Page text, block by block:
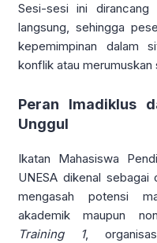
Sesi-sesi ini dirancang
langsung, sehingga
kepemimpinan dalam
konflik atau merumuskan
Peran Imadiklus
Unggul
Ikatan Mahasiswa
UNESA dikenal sebagai
mengasah potensi
akademik maupun
Training 1,